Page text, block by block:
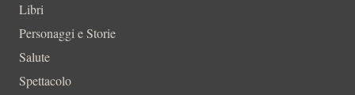
Libri
Personaggi e Storie
Salute
Spettacolo